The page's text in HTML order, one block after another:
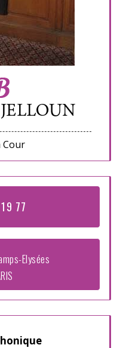
Cour
77
Elysées